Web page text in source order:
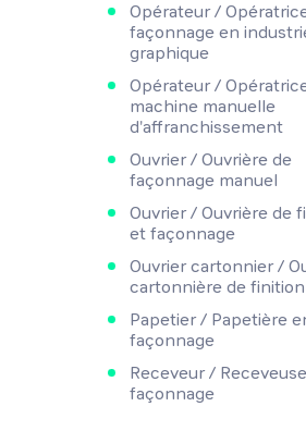
Opérateur /
façonnage en
graphique
Opérateur /
machine manuelle
d'affranchissement
Ouvrier / Ouvrière de
façonnage manuel
Ouvrier / Ouvrière de
et façonnage
Ouvrier cartonnier /
cartonnière de finition
Papetier / Papetière
façonnage
Receveur /
façonnage